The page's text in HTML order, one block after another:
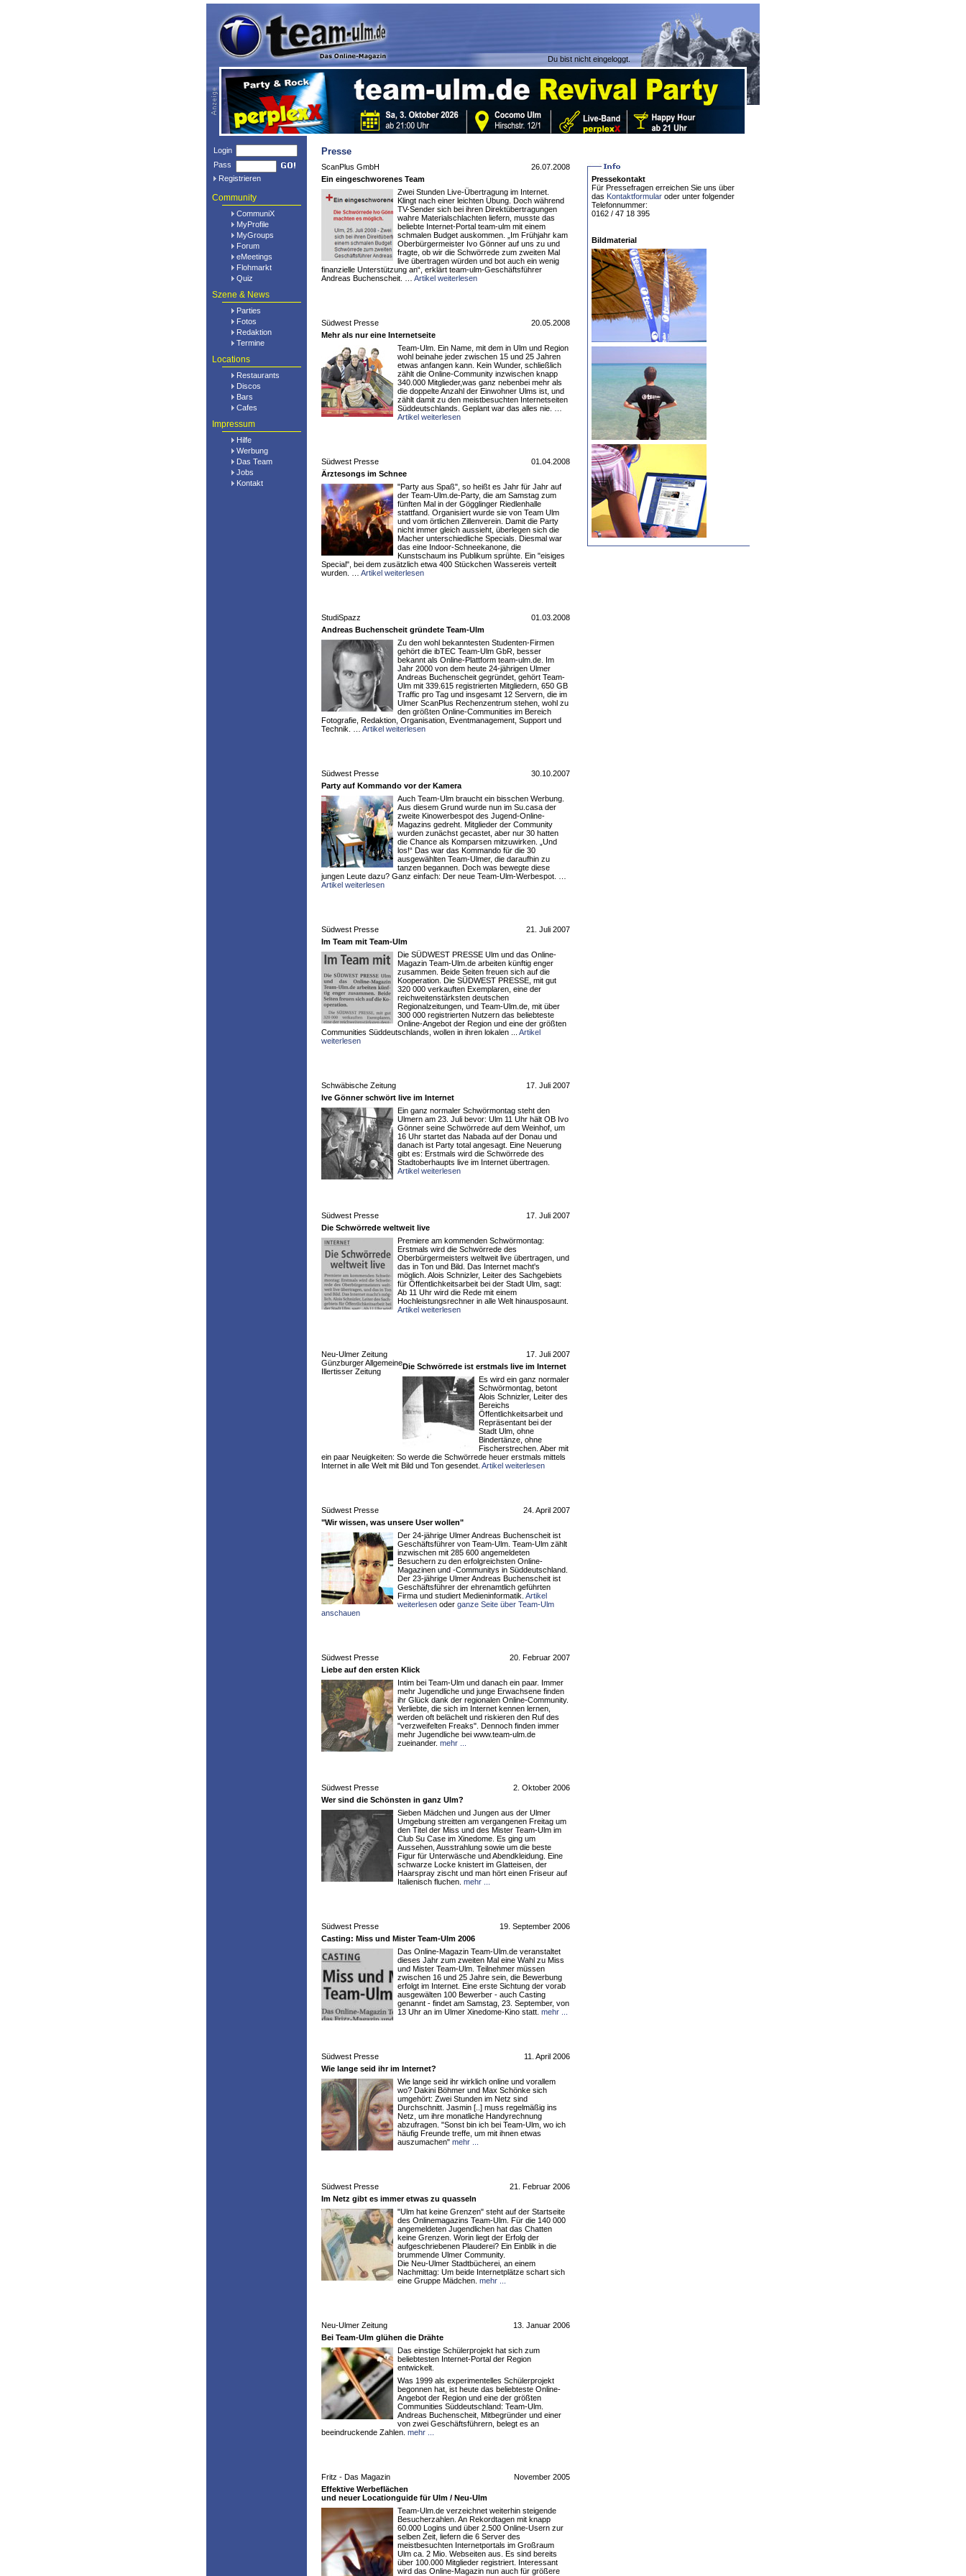
Du bist nicht eingeloggt.
Login
Pass
Registrieren
Community
CommuniX
MyProfile
MyGroups
Forum
eMeetings
Flohmarkt
Quiz
Szene & News
Parties
Fotos
Redaktion
Termine
Locations
Restaurants
Discos
Bars
Cafes
Impressum
Hilfe
Werbung
Das Team
Jobs
Kontakt
Presse
ScanPlus GmbH
26.07.2008
Ein eingeschworenes Team
Zwei Stunden Live-Übertragung im Internet.
Klingt nach einer leichten Übung. Doch während
TV-Sender sich bei ihren Direktübertragungen
wahre Materialschlachten liefern, musste das
beliebte Internet-Portal team-ulm mit einem
schmalen Budget auskommen. „Im Frühjahr kam
Oberbürgermeister Ivo Gönner auf uns zu und
fragte, ob wir die Schwörrede zum zweiten Mal
live übertragen würden und bot auch ein wenig
finanzielle Unterstützung an“, erklärt team-ulm-Geschäftsführer
Andreas Buchenscheit. … Artikel weiterlesen
Südwest Presse
20.05.2008
Mehr als nur eine Internetseite
Team-Ulm. Ein Name, mit dem in Ulm und Region
wohl beinahe jeder zwischen 15 und 25 Jahren
etwas anfangen kann. Kein Wunder, schließlich
zählt die Online-Community inzwischen knapp
340.000 Mitglieder,was ganz nebenbei mehr als
die doppelte Anzahl der Einwohner Ulms ist, und
zählt damit zu den meistbesuchten Internetseiten
Süddeutschlands. Geplant war das alles nie. …
Artikel weiterlesen
Südwest Presse
01.04.2008
Ärztesongs im Schnee
"Party aus Spaß", so heißt es Jahr für Jahr auf
der Team-Ulm.de-Party, die am Samstag zum
fünften Mal in der Gögglinger Riedlenhalle
stattfand. Organisiert wurde sie von Team Ulm
und vom örtlichen Zillenverein. Damit die Party
nicht immer gleich aussieht, überlegen sich die
Macher unterschiedliche Specials. Diesmal war
das eine Indoor-Schneekanone, die
Kunstschaum ins Publikum sprühte. Ein "eisiges
Special", bei dem zusätzlich etwa 400 Stückchen Wassereis verteilt
wurden. … Artikel weiterlesen
StudiSpazz
01.03.2008
Andreas Buchenscheit gründete Team-Ulm
Zu den wohl bekanntesten Studenten-Firmen
gehört die ibTEC Team-Ulm GbR, besser
bekannt als Online-Plattform team-ulm.de. Im
Jahr 2000 von dem heute 24-jährigen Ulmer
Andreas Buchenscheit gegründet, gehört Team-
Ulm mit 339.615 registrierten Mitgliedern, 650 GB
Traffic pro Tag und insgesamt 12 Servern, die im
Ulmer ScanPlus Rechenzentrum stehen, wohl zu
den größten Online-Communities im Bereich
Fotografie, Redaktion, Organisation, Eventmanagement, Support und
Technik. … Artikel weiterlesen
Südwest Presse
30.10.2007
Party auf Kommando vor der Kamera
Auch Team-Ulm braucht ein bisschen Werbung.
Aus diesem Grund wurde nun im Su.casa der
zweite Kinowerbespot des Jugend-Online-
Magazins gedreht. Mitglieder der Community
wurden zunächst gecastet, aber nur 30 hatten
die Chance als Komparsen mitzuwirken. „Und
los!“ Das war das Kommando für die 30
ausgewählten Team-Ulmer, die daraufhin zu
tanzen begannen. Doch was bewegte diese
jungen Leute dazu? Ganz einfach: Der neue Team-Ulm-Werbespot. …
Artikel weiterlesen
Südwest Presse
21. Juli 2007
Im Team mit Team-Ulm
Die SÜDWEST PRESSE Ulm und das Online-
Magazin Team-Ulm.de arbeiten künftig enger
zusammen. Beide Seiten freuen sich auf die
Kooperation. Die SÜDWEST PRESSE, mit gut
320 000 verkauften Exemplaren, eine der
reichweitenstärksten deutschen
Regionalzeitungen, und Team-Ulm.de, mit über
300 000 registrierten Nutzern das beliebteste
Online-Angebot der Region und eine der größten
Communities Süddeutschlands, wollen in ihren lokalen ... Artikel
weiterlesen
Schwäbische Zeitung
17. Juli 2007
Ive Gönner schwört live im Internet
Ein ganz normaler Schwörmontag steht den
Ulmern am 23. Juli bevor: Ulm 11 Uhr hält OB Ivo
Gönner seine Schwörrede auf dem Weinhof, um
16 Uhr startet das Nabada auf der Donau und
danach ist Party total angesagt. Eine Neuerung
gibt es: Erstmals wird die Schwörrede des
Stadtoberhaupts live im Internet übertragen.
Artikel weiterlesen
Südwest Presse
17. Juli 2007
Die Schwörrede weltweit live
Premiere am kommenden Schwörmontag:
Erstmals wird die Schwörrede des
Oberbürgermeisters weltweit live übertragen, und
das in Ton und Bild. Das Internet macht's
möglich. Alois Schnizler, Leiter des Sachgebiets
für Öffentlichkeitsarbeit bei der Stadt Ulm, sagt:
Ab 11 Uhr wird die Rede mit einem
Hochleistungsrechner in alle Welt hinausposaunt.
Artikel weiterlesen
Neu-Ulmer Zeitung
Günzburger Allgemeine
Illertisser Zeitung
17. Juli 2007
Die Schwörrede ist erstmals live im Internet
Es wird ein ganz normaler
Schwörmontag, betont
Alois Schnizler, Leiter des
Bereichs
Öffentlichkeitsarbeit und
Repräsentant bei der
Stadt Ulm, ohne
Bindertänze, ohne
Fischerstrechen. Aber mit
ein paar Neuigkeiten: So werde die Schwörrede heuer erstmals mittels
Internet in alle Welt mit Bild und Ton gesendet. Artikel weiterlesen
Südwest Presse
24. April 2007
"Wir wissen, was unsere User wollen"
Der 24-jährige Ulmer Andreas Buchenscheit ist
Geschäftsführer von Team-Ulm. Team-Ulm zählt
inzwischen mit 285 600 angemeldeten
Besuchern zu den erfolgreichsten Online-
Magazinen und -Communitys in Süddeutschland.
Der 23-jährige Ulmer Andreas Buchenscheit ist
Geschäftsführer der ehrenamtlich geführten
Firma und studiert Medieninformatik. Artikel
weiterlesen oder ganze Seite über Team-Ulm
anschauen
Südwest Presse
20. Februar 2007
Liebe auf den ersten Klick
Intim bei Team-Ulm und danach ein paar. Immer
mehr Jugendliche und junge Erwachsene finden
ihr Glück dank der regionalen Online-Community.
Verliebte, die sich im Internet kennen lernen,
werden oft belächelt und riskieren den Ruf des
"verzweifelten Freaks". Dennoch finden immer
mehr Jugendliche bei www.team-ulm.de
zueinander. mehr ...
Südwest Presse
2. Oktober 2006
Wer sind die Schönsten in ganz Ulm?
Sieben Mädchen und Jungen aus der Ulmer
Umgebung streitten am vergangenen Freitag um
den Titel der Miss und des Mister Team-Ulm im
Club Su Case im Xinedome. Es ging um
Aussehen, Ausstrahlung sowie um die beste
Figur für Unterwäsche und Abendkleidung. Eine
schwarze Locke knistert im Glatteisen, der
Haarspray zischt und man hört einen Friseur auf
Italienisch fluchen. mehr ...
Südwest Presse
19. September 2006
Casting: Miss und Mister Team-Ulm 2006
Das Online-Magazin Team-Ulm.de veranstaltet
dieses Jahr zum zweiten Mal eine Wahl zu Miss
und Mister Team-Ulm. Teilnehmer müssen
zwischen 16 und 25 Jahre sein, die Bewerbung
erfolgt im Internet. Eine erste Sichtung der vorab
ausgewälten 100 Bewerber - auch Casting
genannt - findet am Samstag, 23. September, von
13 Uhr an im Ulmer Xinedome-Kino statt. mehr ...
Südwest Presse
11. April 2006
Wie lange seid ihr im Internet?
Wie lange seid ihr wirklich online und vorallem
wo? Dakini Böhmer und Max Schönke sich
umgehört: Zwei Stunden im Netz sind
Durchschnitt. Jasmin [..] muss regelmäßig ins
Netz, um ihre monatliche Handyrechnung
abzufragen. "Sonst bin ich bei Team-Ulm, wo ich
häufig Freunde treffe, um mit ihnen etwas
auszumachen" mehr ...
Südwest Presse
21. Februar 2006
Im Netz gibt es immer etwas zu quasseln
"Ulm hat keine Grenzen" steht auf der Startseite
des Onlinemagazins Team-Ulm. Für die 140 000
angemeldeten Jugendlichen hat das Chatten
keine Grenzen. Worin liegt der Erfolg der
aufgeschriebenen Plauderei? Ein Einblik in die
brummende Ulmer Community.
Die Neu-Ulmer Stadtbücherei, an einem
Nachmittag: Um beide Internetplätze schart sich
eine Gruppe Mädchen. mehr ...
Neu-Ulmer Zeitung
13. Januar 2006
Bei Team-Ulm glühen die Drähte
Das einstige Schülerprojekt hat sich zum
beliebtesten Internet-Portal der Region
entwickelt.
Was 1999 als experimentelles Schülerprojekt
begonnen hat, ist heute das beliebteste Online-
Angebot der Region und eine der größten
Communities Süddeutschland: Team-Ulm.
Andreas Buchenscheit, Mitbegründer und einer
von zwei Geschäftsführern, belegt es an
beeindruckende Zahlen. mehr ...
Fritz - Das Magazin
November 2005
Effektive Werbeflächen
und neuer Locationguide für Ulm / Neu-Ulm
Team-Ulm.de verzeichnet weiterhin steigende
Besucherzahlen. An Rekordtagen mit knapp
60.000 Logins und über 2.500 Online-Usern zur
selben Zeit, liefern die 6 Server des
meistbesuchten Internetportals im Großraum
Ulm ca. 2 Mio. Webseiten aus. Es sind bereits
über 100.000 Mitglieder registriert. Interessant
wird das Online-Magazin nun auch für größere
Pressekontakt
Für Pressefragen erreichen Sie uns über
das Kontaktformular oder unter folgender
Telefonnummer:
0162 / 47 18 395
Bildmaterial